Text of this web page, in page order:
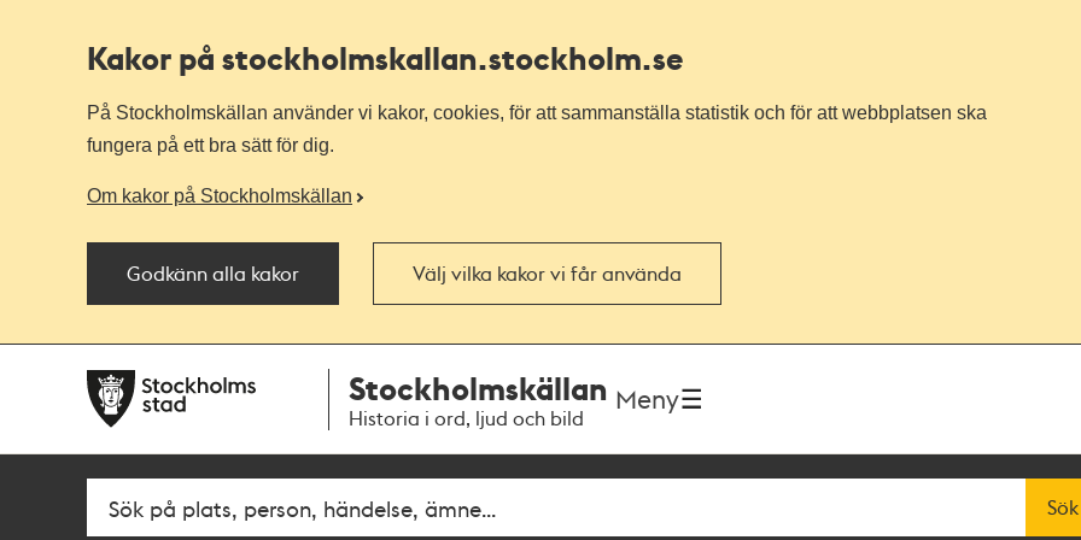
Kakor på stockholmskallan.stockholm.se
På Stockholmskällan använder vi kakor, cookies, för att sammanställa statistik och för att webbplatsen ska
fungera på ett bra sätt för dig.
Om kakor på Stockholmskällan
Godkänn alla kakor Välj vilka kakor vi får använda
navigationen
huvudinnehållet
Stockholmskällan
Historia i ord, ljud och bild
Meny
Fritextsök Sök